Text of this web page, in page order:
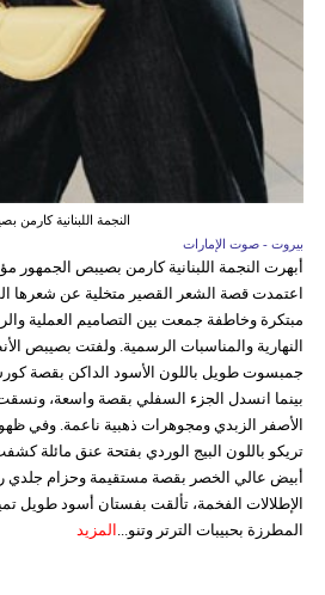
النجمة اللبنانية كارمن
بيروت - صوت الإمارات
أبهرت النجمة اللبنانية كارمن بصيبص الجمهور
اعتمدت قصة الشعر القصير متخلية عن شعرها
مبتكرة وخاطفة جمعت بين التصاميم العملية
النهارية والمناسبات الرسمية. ولفتت بصيبص
جمبسوت طويل باللون الأسود الداكن بقصة
بينما انسدل الجزء السفلي بقصة واسعة،
الأصفر الزبدي ومجوهرات ذهبية ناعمة. وفي
تريكو باللون البيج الوردي بفتحة عنق مائلة
أبيض عالي الخصر بقصة مستقيمة وحزام جلدي
الإطلالات الفخمة، تألقت بفستان أسود طويل
المطرزة بحبيبات الترتر وتنو... المزيد